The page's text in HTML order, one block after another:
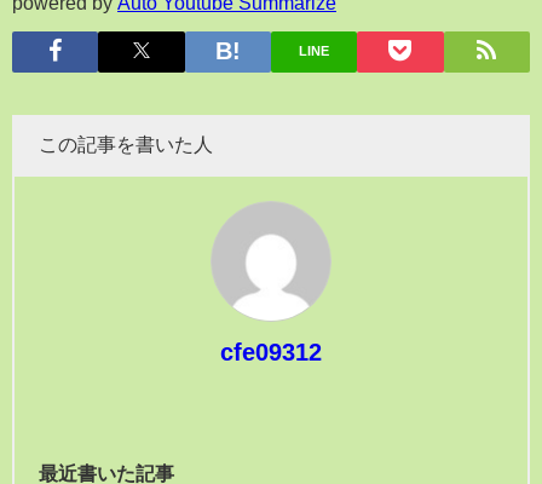
LINE
この記事を書いた人
cfe09312
最近書いた記事